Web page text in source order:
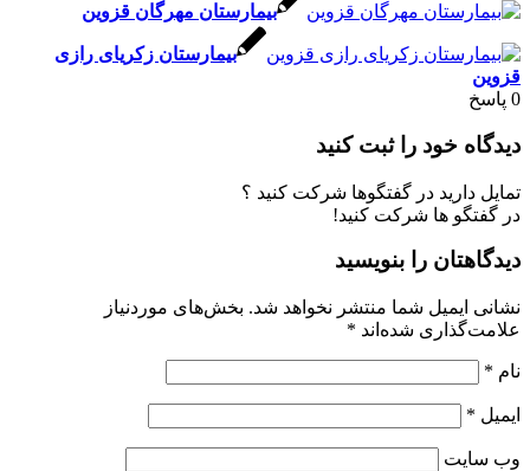
بیمارستان مهرگان قزوین
بیمارستان زکریای رازی
قزوین
0 پاسخ
دیدگاه خود را ثبت کنید
تمایل دارید در گفتگوها شرکت کنید ؟
در گفتگو ها شرکت کنید!
دیدگاهتان را بنویسید
نشانی ایمیل شما منتشر نخواهد شد. بخش‌های موردنیاز
علامت‌گذاری شده‌اند *
نام *
ایمیل *
وب‌ سایت